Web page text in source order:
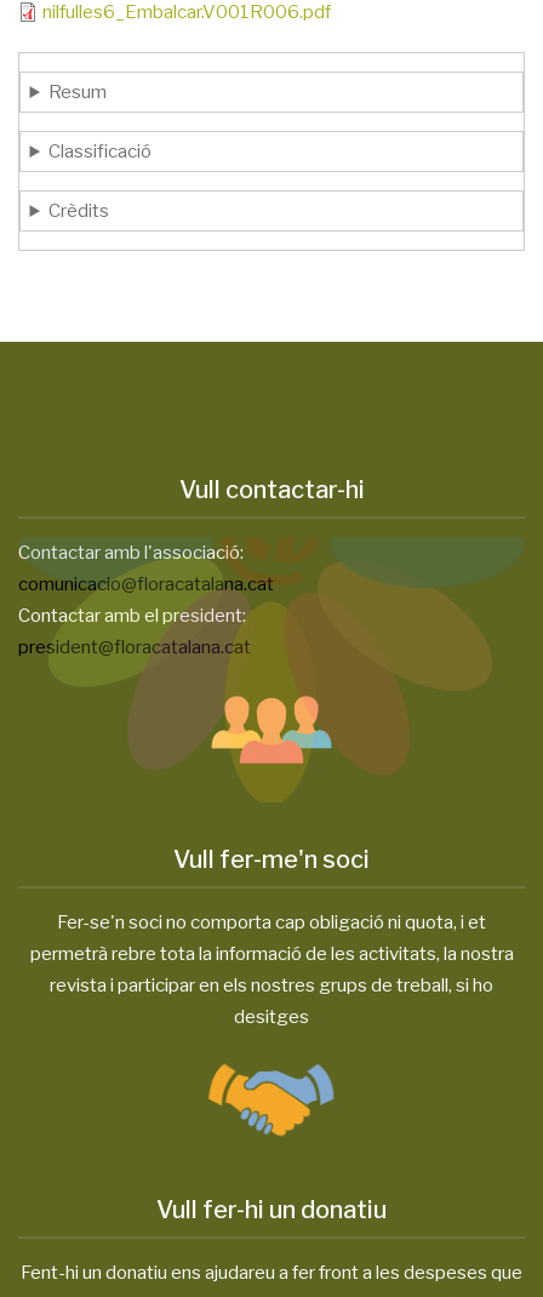
nilfulles6_Embalcar.V001R006.pdf
Resum
Classificació
Crèdits
Vull contactar-hi
Contactar amb l'associació:
comunicacio@floracatalana.cat
Contactar amb el president:
president@floracatalana.cat
Vull fer-me'n soci
Fer-se'n soci no comporta cap obligació ni quota, i et
permetrà rebre tota la informació de les activitats, la nostra
revista i participar en els nostres grups de treball, si ho
desitges
Vull fer-hi un donatiu
Fent-hi un donatiu ens ajudareu a fer front a les despeses que